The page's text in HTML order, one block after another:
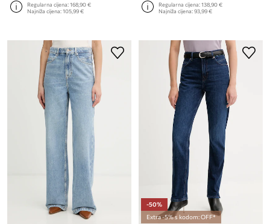
Regularna cijena:168,90 €
Najniža cijena:105,99 €
Regularna cijena:138,90 €
Najniža cijena:93,99 €
-50%
Extra -5% s kodom: OFF*